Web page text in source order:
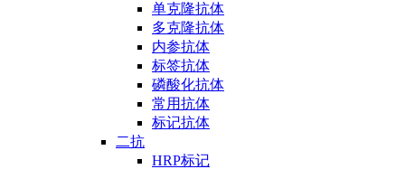
单克隆抗体
多克隆抗体
内参抗体
标签抗体
磷酸化抗体
常用抗体
标记抗体
二抗
HRP标记